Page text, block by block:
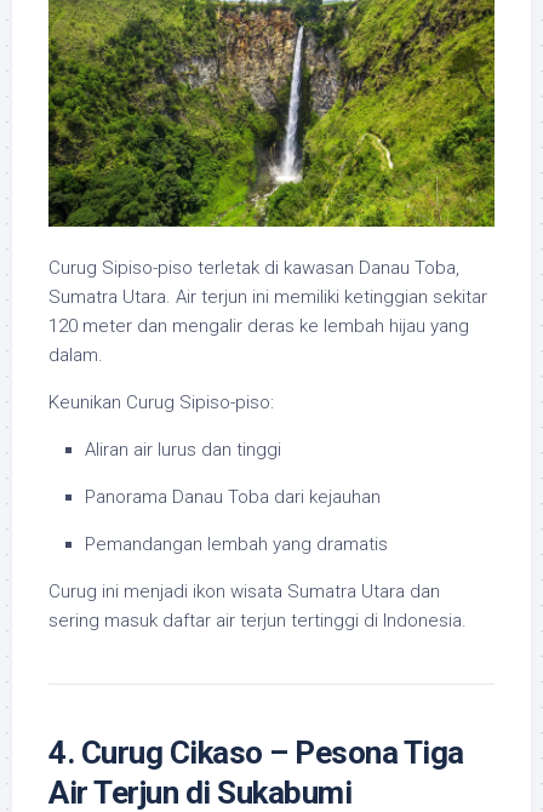
Curug Sipiso-piso terletak di kawasan Danau Toba,
Sumatra Utara. Air terjun ini memiliki ketinggian sekitar
120 meter dan mengalir deras ke lembah hijau yang
dalam.
Keunikan Curug Sipiso-piso:
Aliran air lurus dan tinggi
Panorama Danau Toba dari kejauhan
Pemandangan lembah yang dramatis
Curug ini menjadi ikon wisata Sumatra Utara dan
sering masuk daftar air terjun tertinggi di Indonesia.
4. Curug Cikaso – Pesona Tiga
Air Terjun di Sukabumi